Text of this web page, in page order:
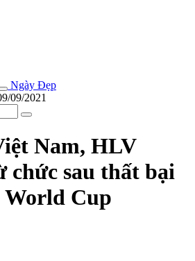
Ngày Đẹp
09/2021
Nam, HLV
chức sau thất bại
World Cup